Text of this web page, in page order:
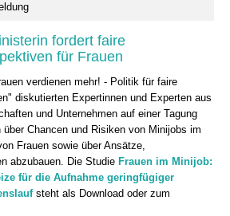
fordert faire
für Frauen
verdienen mehr! - Politik für faire
diskutierten Expertinnen und Experten aus
und Unternehmen auf einer Tagung
Chancen und Risiken von Minijobs im
Frauen sowie über Ansätze,
abzubauen. Die Studie Frauen im Minijob:
für die Aufnahme geringfügiger
steht als Download oder zum